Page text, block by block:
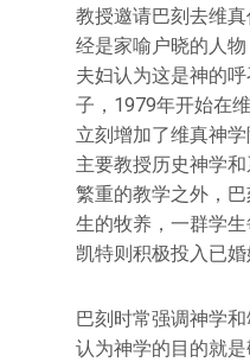
教授邀请巴刻去维
经是家喻户晓的人
夫妇认为这是神的
子，1979年开始在
立刻增加了维真神
主要教授历史神学
繁重的教学之外，
生的牧养，一群学
凯特则积极投入已婚
巴刻时常强调神学
认为神学的目的就